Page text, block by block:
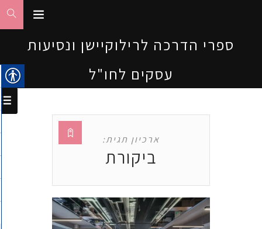
ספרי הדרכה לרילוקיישן ונסיעות
עסקים לחו"ל
ארכיון תגית:
ביקורת